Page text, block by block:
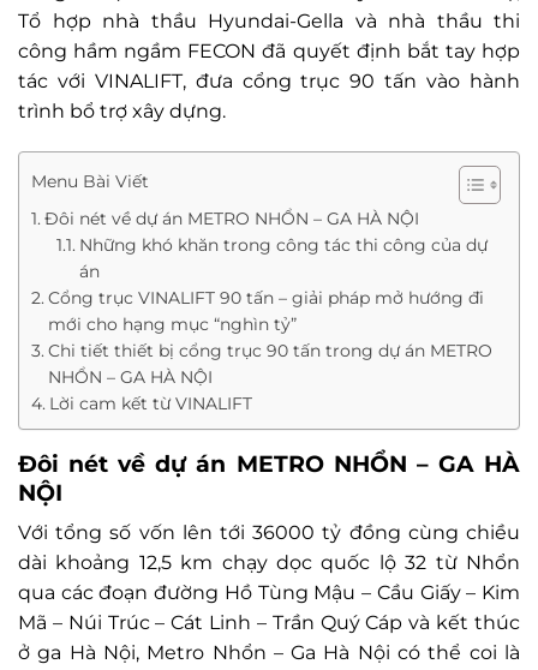
Tổ hợp nhà thầu Hyundai-Gella và nhà thầu thi
công hầm ngầm FECON đã quyết định bắt tay hợp
tác với VINALIFT, đưa cổng trục 90 tấn vào hành
trình bổ trợ xây dựng.
Menu Bài Viết
Đôi nét về dự án METRO NHỔN – GA HÀ NỘI
Những khó khăn trong công tác thi công của dự
án
Cổng trục VINALIFT 90 tấn – giải pháp mở hướng đi
mới cho hạng mục “nghìn tỷ”
Chi tiết thiết bị cổng trục 90 tấn trong dự án METRO
NHỔN – GA HÀ NỘI
Lời cam kết từ VINALIFT
Đôi nét về dự án METRO NHỔN – GA HÀ
NỘI
Với tổng số vốn lên tới 36000 tỷ đồng cùng chiều
dài khoảng 12,5 km chạy dọc quốc lộ 32 từ Nhổn
qua các đoạn đường Hồ Tùng Mậu – Cầu Giấy – Kim
Mã – Núi Trúc – Cát Linh – Trần Quý Cáp và kết thúc
ở ga Hà Nội, Metro Nhổn – Ga Hà Nội có thể coi là